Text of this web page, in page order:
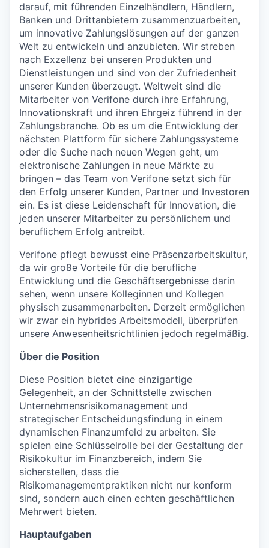
darauf, mit führenden Einzelhändlern, Händlern,
Banken und Drittanbietern zusammenzuarbeiten,
um innovative Zahlungslösungen auf der ganzen
Welt zu entwickeln und anzubieten. Wir streben
nach Exzellenz bei unseren Produkten und
Dienstleistungen und sind von der Zufriedenheit
unserer Kunden überzeugt. Weltweit sind die
Mitarbeiter von Verifone durch ihre Erfahrung,
Innovationskraft und ihren Ehrgeiz führend in der
Zahlungsbranche. Ob es um die Entwicklung der
nächsten Plattform für sichere Zahlungssysteme
oder die Suche nach neuen Wegen geht, um
elektronische Zahlungen in neue Märkte zu
bringen – das Team von Verifone setzt sich für
den Erfolg unserer Kunden, Partner und Investoren
ein. Es ist diese Leidenschaft für Innovation, die
jeden unserer Mitarbeiter zu persönlichem und
beruflichem Erfolg antreibt.
Verifone pflegt bewusst eine Präsenzarbeitskultur,
da wir große Vorteile für die berufliche
Entwicklung und die Geschäftsergebnisse darin
sehen, wenn unsere Kolleginnen und Kollegen
physisch zusammenarbeiten. Derzeit ermöglichen
wir zwar ein hybrides Arbeitsmodell, überprüfen
unsere Anwesenheitsrichtlinien jedoch regelmäßig.
Über die Position
Diese Position bietet eine einzigartige
Gelegenheit, an der Schnittstelle zwischen
Unternehmensrisikomanagement und
strategischer Entscheidungsfindung in einem
dynamischen Finanzumfeld zu arbeiten. Sie
spielen eine Schlüsselrolle bei der Gestaltung der
Risikokultur im Finanzbereich, indem Sie
sicherstellen, dass die
Risikomanagementpraktiken nicht nur konform
sind, sondern auch einen echten geschäftlichen
Mehrwert bieten.
Hauptaufgaben